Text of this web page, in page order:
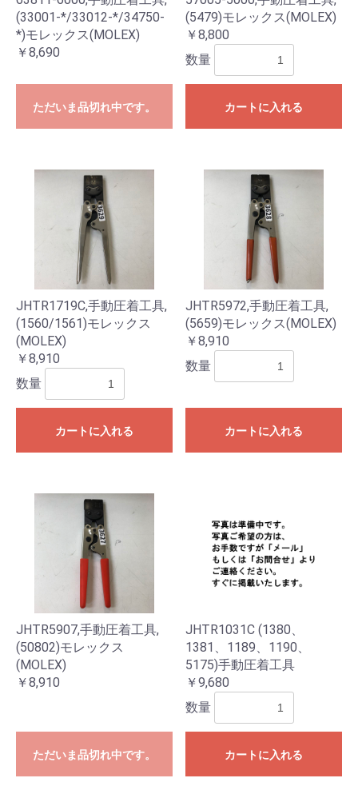
(33001-*/33012-*/34750-
*)モレックス(MOLEX)
￥8,690
ただいま品切れ中です。
(5479)モレックス(MOLEX)
￥8,800
数量
カートに入れる
JHTR1719C,手動圧着工具,
(1560/1561)モレックス
(MOLEX)
￥8,910
数量
カートに入れる
JHTR5972,手動圧着工具,
(5659)モレックス(MOLEX)
￥8,910
数量
カートに入れる
JHTR5907,手動圧着工具,
(50802)モレックス
(MOLEX)
￥8,910
ただいま品切れ中です。
JHTR1031C (1380、
1381、1189、1190、
5175)手動圧着工具
￥9,680
数量
カートに入れる